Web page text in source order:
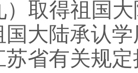
）取得祖国
国大陆承认
苏省有关规